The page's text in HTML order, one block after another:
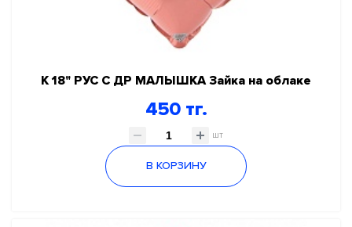
К 18" РУС С ДР МАЛЫШКА Зайка на облаке
450 тг.
шт
В КОРЗИНУ